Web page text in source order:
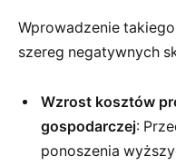
Wprowadzenie
szereg negatywnych
Wzrost kosztów
gospodarczej:
ponoszenia